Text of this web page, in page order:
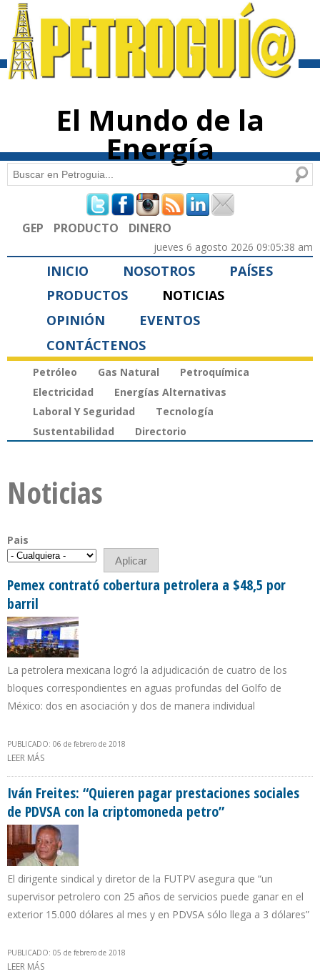
contenido
El Mundo de la
Energía
Formulario de búsqueda
Buscar
GEP PRODUCTO DINERO
jueves 6 agosto 2026 09:05:38 am
INICIO NOSOTROS
PAÍSES
PRODUCTOS
NOTICIAS
OPINIÓN
EVENTOS
CONTÁCTENOS
Petróleo Gas Natural
Petroquímica
Electricidad
Energías Alternativas
Laboral Y Seguridad
Tecnología
Sustentabilidad
Directorio
Noticias
Pais
Pemex contrató cobertura petrolera a $48,5 por
barril
La petrolera mexicana logró la adjudicación de cuatro de los
bloques correspondientes en aguas profundas del Golfo de
México: dos en asociación y dos de manera individual
PUBLICADO: 06 de febrero de 2018
LEER MÁS
Iván Freites: “Quieren pagar prestaciones sociales
de PDVSA con la criptomoneda petro”
El dirigente sindical y diretor de la FUTPV asegura que “un
supervisor petrolero con 25 años de servicios puede ganar en el
exterior 15.000 dólares al mes y en PDVSA sólo llega a 3 dólares”
PUBLICADO: 05 de febrero de 2018
LEER MÁS